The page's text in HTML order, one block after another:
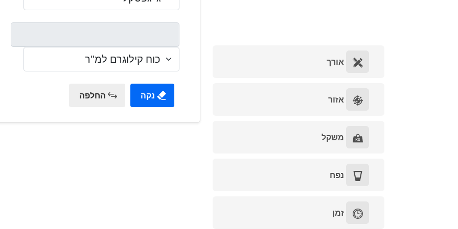
נקה החלפה
אורך
אזור
משקל
נפח
זמן